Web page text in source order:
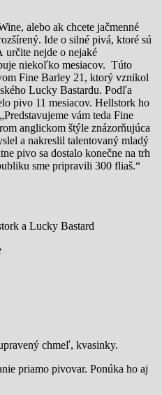
alebo ak chcete jačmenné
Ide o silné pivá, ktoré sú
určite nejde o nejaké
niekoľko mesiacov. Túto
Fine Barley 21, ktorý vznikol
Lucky Bastardu. Podľa
pivo 11 mesiacov. Hellstork ho
vám teda Fine
anglickom štýle znázorňujúca
a nakreslil talentovaný mladý
pivo sa dostalo konečne na trh
sme pripravili 300 fliaš.“
a Lucky Bastard
chmeľ, kvasinky.
priamo pivovar. Ponúka ho aj